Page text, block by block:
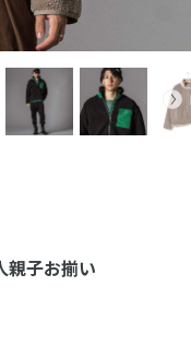
親子お揃い